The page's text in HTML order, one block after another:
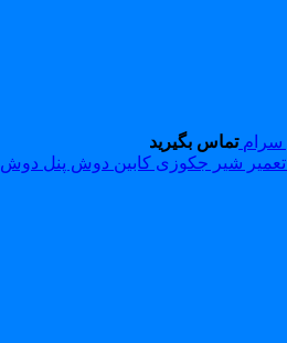
تماس بگیرید
تعمیر شیر جکوزی کابین دوش پنل دوش